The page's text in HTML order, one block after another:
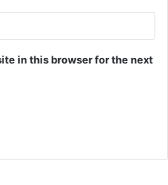
in this browser for the next